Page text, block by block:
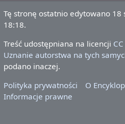
Tę stronę ostatnio edytowano 18
18:18.
Treść udostępniana na licencji
Uznanie autorstwa na tych
podano inaczej.
Polityka prywatności
O
Informacje prawne